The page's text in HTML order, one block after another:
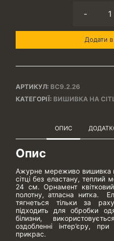
-
Додати
АРТИКУЛ: ВС9.2.26
КАТЕГОРІЇ: ВИШИВКА НА
ОПИС
Опис
Ажурне мереживо вишивка
сітці без еластану, теплий
24 см. Орнамент
полотну, атласна нитка.
тягнеться тільки за
підходить для обробки
білизни,
оздобленні інтер’єру, при
прикрас.